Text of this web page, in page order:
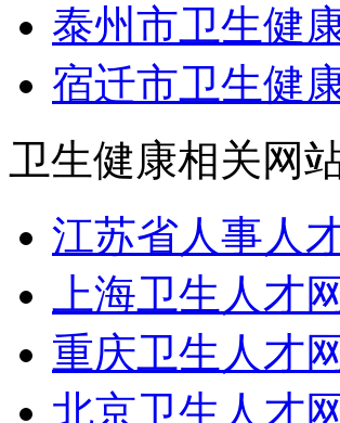
泰州市卫生健
宿迁市卫生健
卫生健康相关网
江苏省人事人
上海卫生人才网
重庆卫生人才网
北京卫生人才网